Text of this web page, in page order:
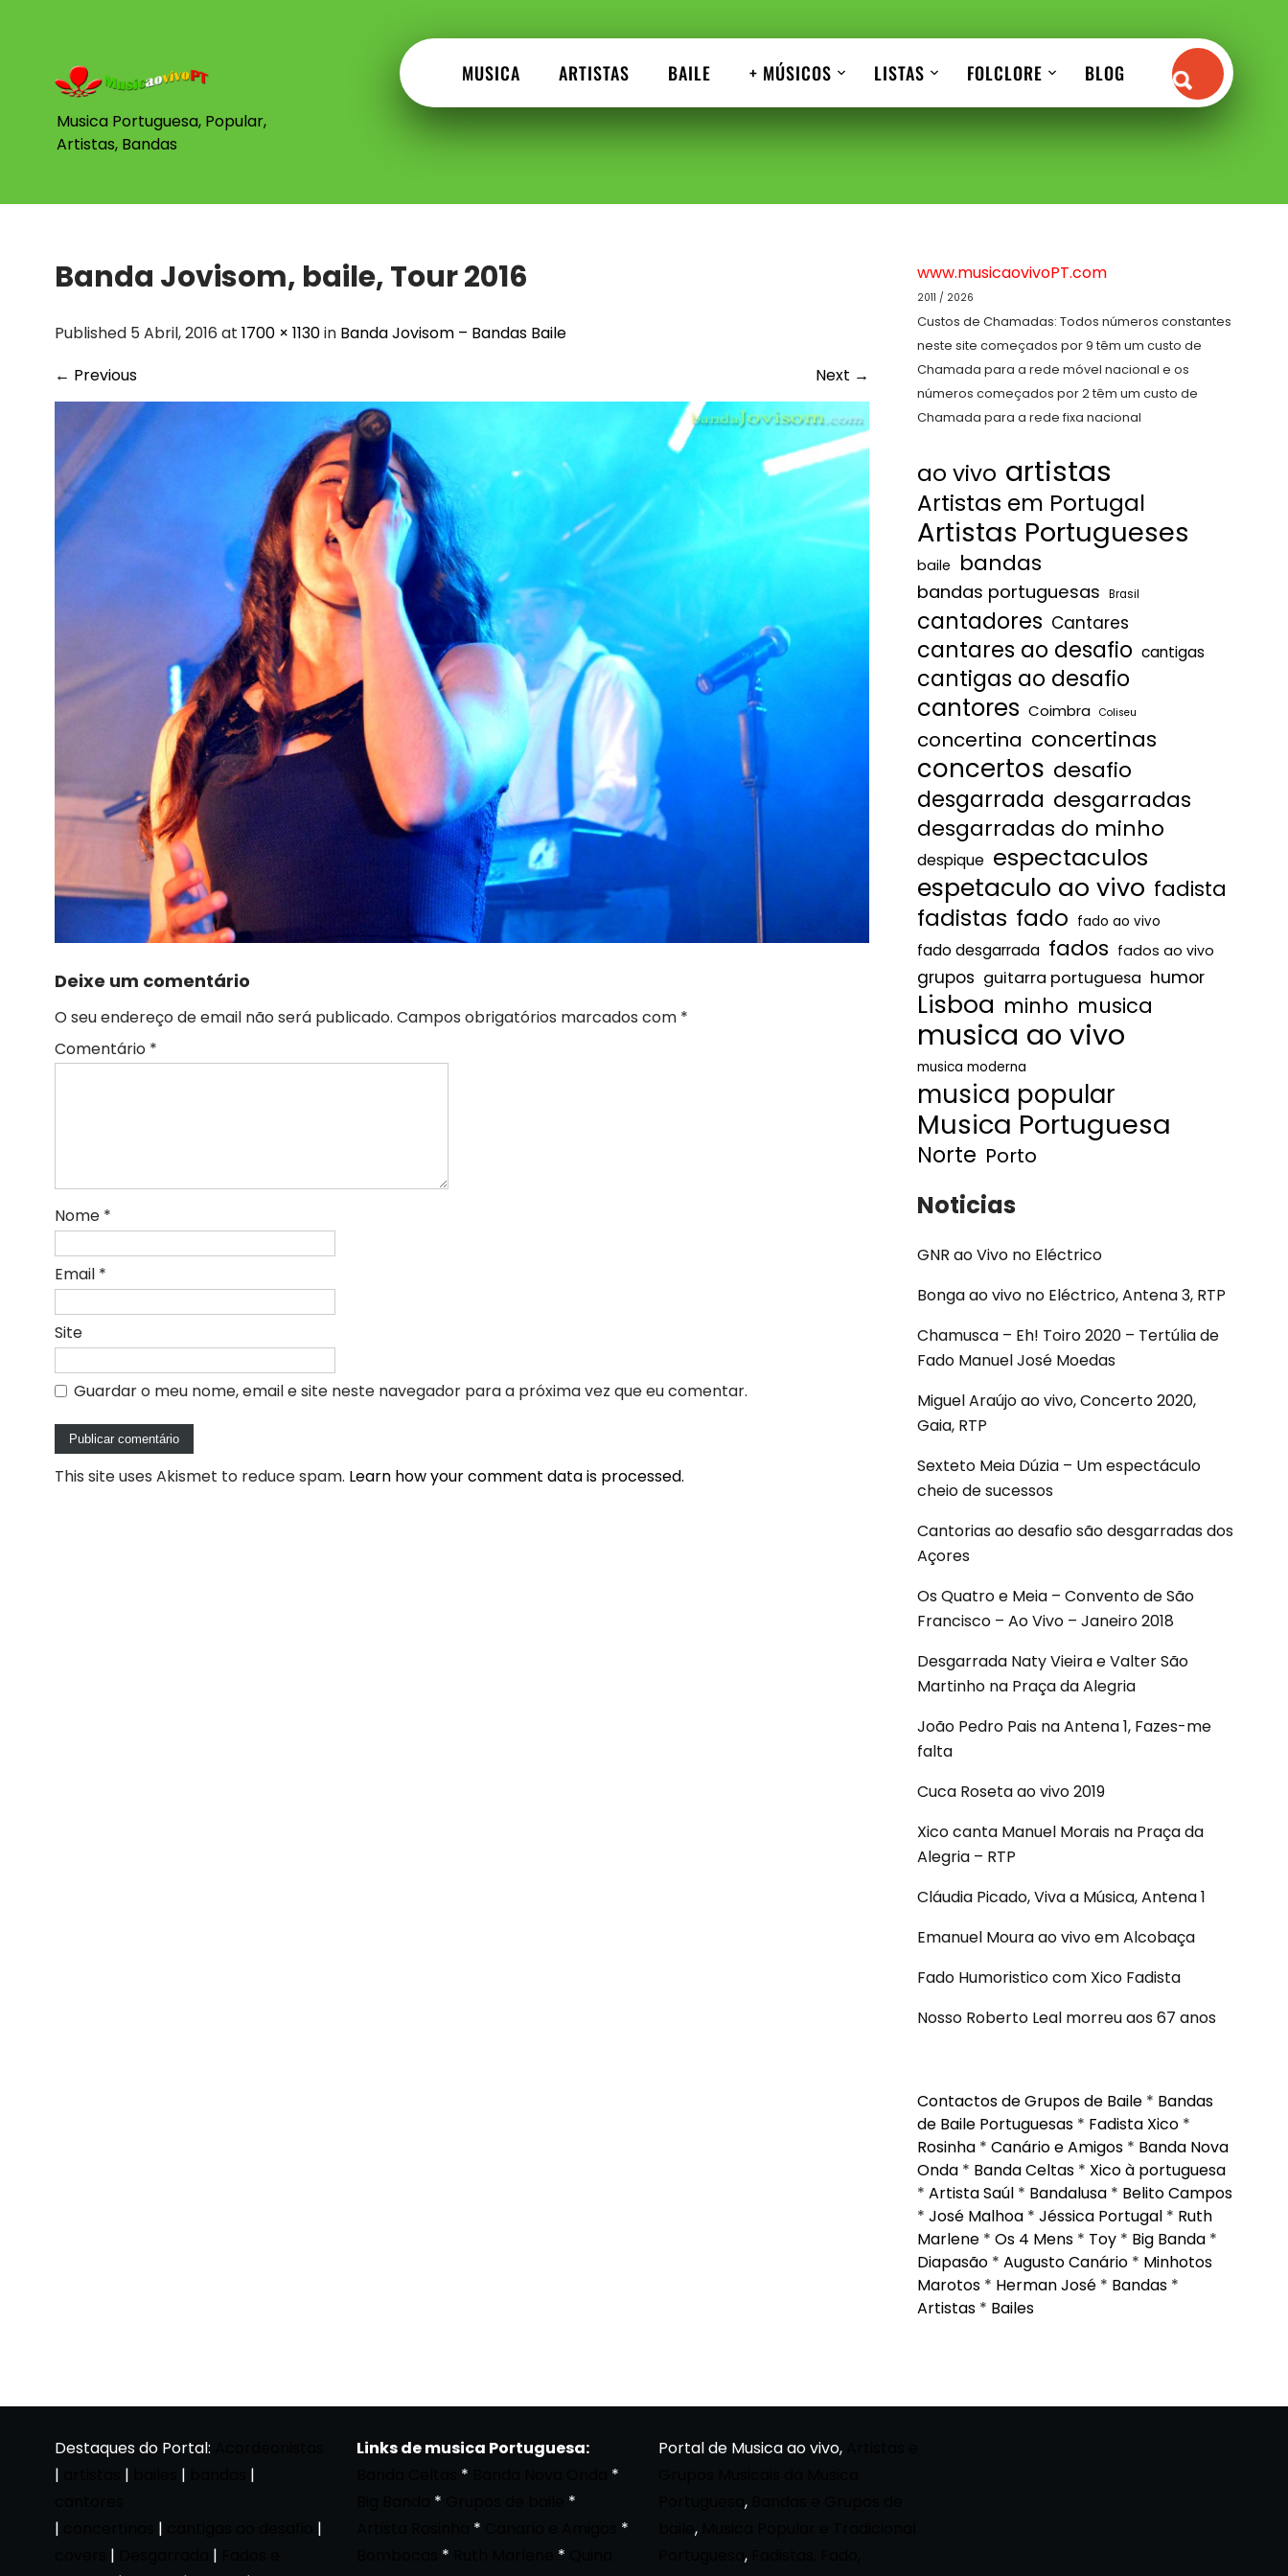
Musica Portuguesa, Popular,
Artistas, Bandas
MUSICA ARTISTAS BAILE + MÚSICOS LISTAS FOLCLORE BLOG
Banda Jovisom, baile, Tour 2016
Published 5 Abril, 2016 at 1700 × 1130in Banda Jovisom – Bandas Baile
← Previous Next →
Deixe um comentário
O seu endereço de email não será publicado. Campos obrigatórios marcados com *
Comentário *
Nome *
Email *
Site
Guardar o meu nome, email e site neste navegador para a próxima vez que eu comentar.
This site uses Akismet to reduce spam. Learn how your comment data is processed.
www.musicaovivoPT.com
2011 / 2026
Custos de Chamadas: Todos números constantes
neste site começados por 9 têm um custo de
Chamada para a rede móvel nacional e os
números começados por 2 têm um custo de
Chamada para a rede fixa nacional
ao vivo artistas
Artistas em Portugal
Artistas Portugueses
baile bandas
bandas portuguesas Brasil
cantadores Cantares
cantares ao desafio cantigas
cantigas ao desafio
cantores Coimbra Coliseu
concertina concertinas
concertos desafio
desgarrada desgarradas
desgarradas do minho
despique espectaculos
espetaculo ao vivo fadista
fadistas fado fado ao vivo
fado desgarrada fados fados ao vivo
grupos guitarra portuguesa humor
Lisboa minho musica
musica ao vivo
musica moderna
musica popular
Musica Portuguesa
Norte Porto
Noticias
GNR ao Vivo no Eléctrico
Bonga ao vivo no Eléctrico, Antena 3, RTP
Chamusca – Eh! Toiro 2020 – Tertúlia de
Fado Manuel José Moedas
Miguel Araújo ao vivo, Concerto 2020,
Gaia, RTP
Sexteto Meia Dúzia – Um espectáculo
cheio de sucessos
Cantorias ao desafio são desgarradas dos
Açores
Os Quatro e Meia – Convento de São
Francisco – Ao Vivo – Janeiro 2018
Desgarrada Naty Vieira e Valter São
Martinho na Praça da Alegria
João Pedro Pais na Antena 1, Fazes-me
falta
Cuca Roseta ao vivo 2019
Xico canta Manuel Morais na Praça da
Alegria – RTP
Cláudia Picado, Viva a Música, Antena 1
Emanuel Moura ao vivo em Alcobaça
Fado Humoristico com Xico Fadista
Nosso Roberto Leal morreu aos 67 anos
Contactos de Grupos de Baile * Bandas
de Baile Portuguesas * Fadista Xico *
Rosinha * Canário e Amigos * Banda Nova
Onda * Banda Celtas * Xico à portuguesa
* Artista Saúl * Bandalusa * Belito Campos
* José Malhoa * Jéssica Portugal * Ruth
Marlene * Os 4 Mens * Toy * Big Banda *
Diapasão * Augusto Canário * Minhotos
Marotos * Herman José * Bandas *
Artistas * Bailes
Destaques do Portal:
|
| |
|
|
|
|
| |
Links de musica Portuguesa:
*
*
*
*
*
*
* *
Portal de Musica ao vivo,
,
,
,